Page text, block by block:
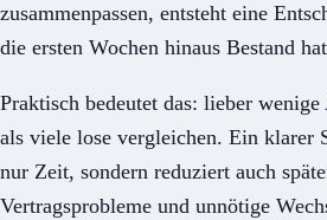
zusammenpassen, entsteht eine
die ersten Wochen hinaus Bestand
Praktisch bedeutet das: lieber
als viele lose vergleichen. Ein klarer
nur Zeit, sondern reduziert auch
Vertragsprobleme und unnötige